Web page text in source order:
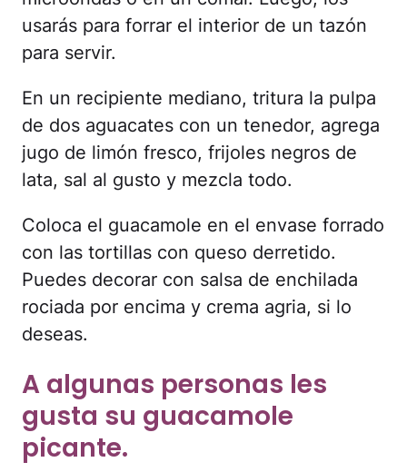
usarás para forrar el interior de un tazón
para servir.
En un recipiente mediano, tritura la pulpa
de dos aguacates con un tenedor, agrega
jugo de limón fresco, frijoles negros de
lata, sal al gusto y mezcla todo.
Coloca el guacamole en el envase forrado
con las tortillas con queso derretido.
Puedes decorar con salsa de enchilada
rociada por encima y crema agria, si lo
deseas.
A algunas personas les
gusta su guacamole
picante.